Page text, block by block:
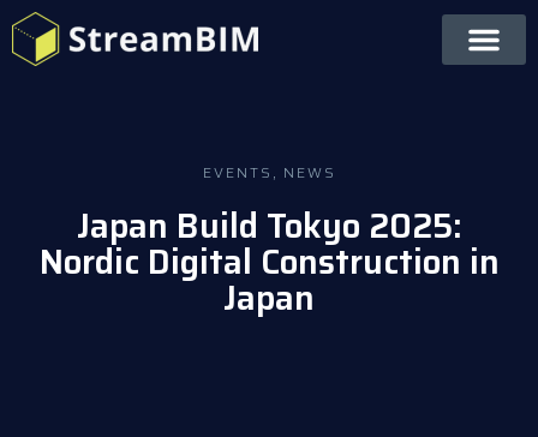
EVENTS , NEWS
Japan Build Tokyo 2025:
Nordic Digital Construction in
Japan